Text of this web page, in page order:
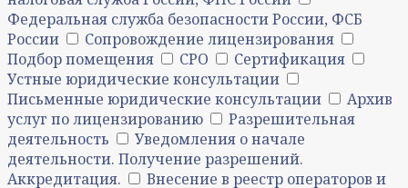
Федеральная служба безопасности России, ФСБ
России
Сопровождение лицензирования
Подбор помещения
СРО
Сертификация
Устные юридические консультации
Письменные юридические консультации
Архив
услуг по лицензированию
Разрешительная
деятельность
Уведомления о начале
деятельности. Получение разрешений.
Аккредитация.
Внесение в реестр операторов и